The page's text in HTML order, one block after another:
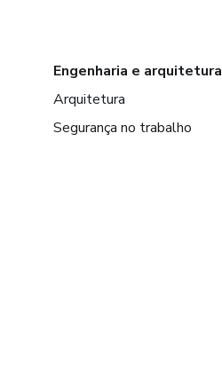
Engenharia e arquitetura
Arquitetura
Segurança no trabalho